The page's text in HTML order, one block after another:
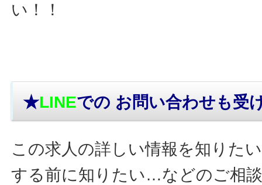
い！！
★LINEでの お問い合わせも受
この求人の詳しい情報を知りた
する前に知りたい…などのご相